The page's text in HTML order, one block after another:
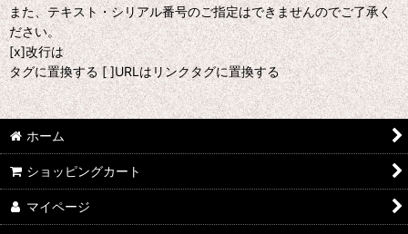
また、テキスト・シリアル番号のご指定はできませんのでご了承く
ださい。
[x]改行は
タグに置換する [ ]URLはリンクタグに置換する
ホーム
ショッピングカート
マイページ